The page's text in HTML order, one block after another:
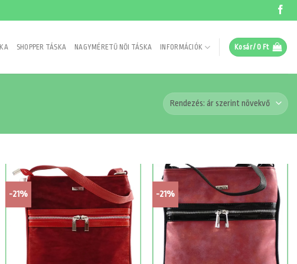
SHOPPER TÁSKA NAGYMÉRETŰ NŐI TÁSKA INFORMÁCIÓK Kosár / 0 Ft
-21% -21%